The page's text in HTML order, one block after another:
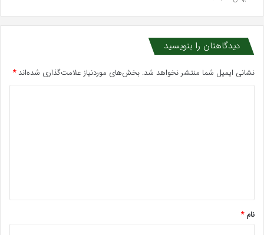
دیدگاهتان را بنویسید
نشانی ایمیل شما منتشر نخواهد شد. بخش‌های موردنیاز علامت‌گذاری شده‌اند*
*
نام*